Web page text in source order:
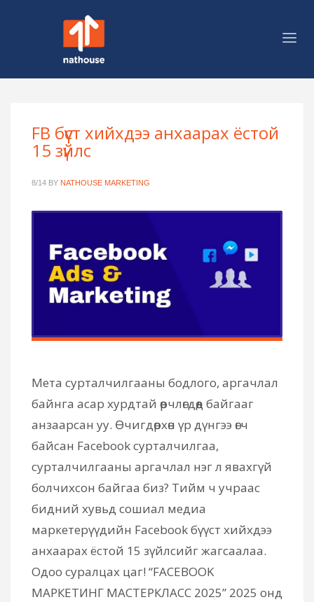
FB бүүст хийхдээ анхаарах ёстой
15 зүйлс
8/14 BY NATHOUSE MARKETING
Мета сурталчилгааны бодлого, аргачлал
байнга асар хурдтай өөрчлөгдөөд байгааг
анзаарсан уу. Өчигдөрхөн үр дүнгээ өгч
байсан Facebook сурталчилгаа,
сурталчилгааны аргачлал нэг л явахгүй
болчихсон байгаа биз? Тийм ч учраас
бидний хувьд сошиал медиа
маркетерүүдийн Facebook бүүст хийхдээ
анхаарах ёстой 15 зүйлсийг жагсаалаа.
Одоо суралцах цаг! “FACEBOOK
МАРКЕТИНГ МАСТЕРКЛАСС 2025” 2025 онд